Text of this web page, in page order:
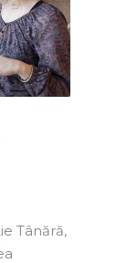
Tânără,